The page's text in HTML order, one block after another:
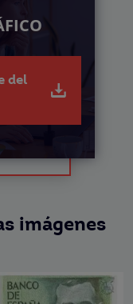
del
imágenes